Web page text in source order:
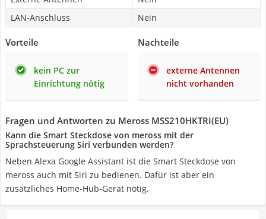
LAN-Anschluss
Nein
Vorteile
kein PC zur
Einrichtung nötig
Nachteile
externe Antennen
nicht vorhanden
Fragen und Antworten zu Meross ‎MSS210HKTRI(EU)
Kann die Smart Steckdose von meross mit der
Sprachsteuerung Siri verbunden werden?
Neben Alexa Google Assistant ist die Smart Steckdose von
meross auch mit Siri zu bedienen. Dafür ist aber ein
zusätzliches Home-Hub-Gerät nötig.